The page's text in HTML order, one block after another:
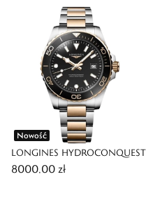
Nowość
LONGINES HYDROCONQUEST
8000,00 zł